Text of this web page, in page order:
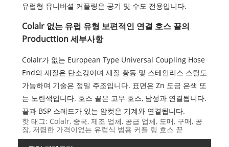
유럽형 유니버셜 커플링은 공기 및 수도 전용입니다.
Colalr 없는 유럽 유형 보편적인 연결 호스 끝의
Producttion 세부사항
Colalr가 없는 European Type Universal Coupling Hose
End의 재질은 탄소강이며 재질 황동 및 스테인리스 스틸도
가능하며 기술은 정밀 주조입니다. 표면은 Zn 도금 은색 또
는 노란색입니다. 호스 끝은 고무 호스, 남성과 연결됩니다.
끝과 BSP 스레드가 있는 암컷은 기계와 연결됩니다.
핫 태그: Colalr, 중국, 제조 업체, 공급 업체, 도매, 구매, 공
장, 저렴한 가격이없는 유럽식 범용 커플 링 호스 끝